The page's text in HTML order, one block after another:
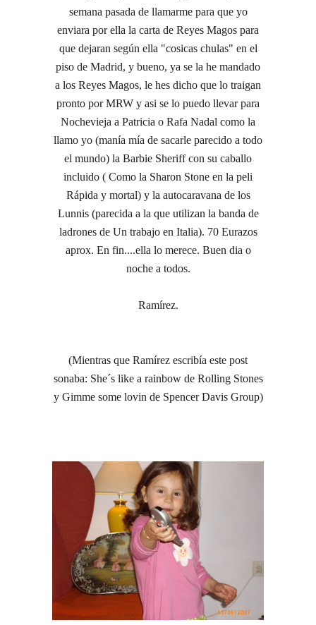
semana pasada de llamarme para que yo
enviara por ella la carta de Reyes Magos para
que dejaran según ella "cosicas chulas" en el
piso de Madrid, y bueno, ya se la he mandado
a los Reyes Magos, le hes dicho que lo traigan
pronto por MRW y asi se lo puedo llevar para
Nochevieja a Patricia o Rafa Nadal como la
llamo yo (manía mía de sacarle parecido a todo
el mundo) la Barbie Sheriff con su caballo
incluido ( Como la Sharon Stone en la peli
Rápida y mortal) y la autocaravana de los
Lunnis (parecida a la que utilizan la banda de
ladrones de Un trabajo en Italia). 70 Eurazos
aprox. En fin....ella lo merece. Buen dia o
noche a todos.
Ramírez.
(Mientras que Ramírez escribía este post
sonaba: She´s like a rainbow de Rolling Stones
y Gimme some lovin de Spencer Davis Group)